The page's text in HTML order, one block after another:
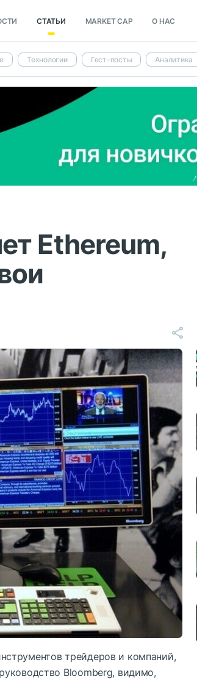
СТАТЬИ MARKET CAP О НАС
Технологии Гест-посты Аналитика
Ethereum,
трейдеров и компаний,
Bloomberg, видимо,